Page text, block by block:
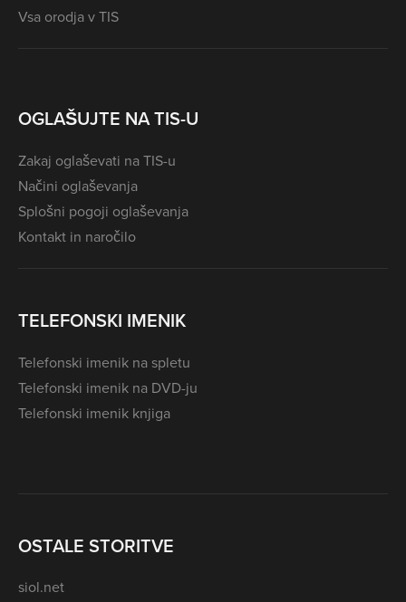
Vsa orodja v TIS
OGLAŠUJTE NA TIS-U
Zakaj oglaševati na TIS-u
Načini oglaševanja
Splošni pogoji oglaševanja
Kontakt in naročilo
TELEFONSKI IMENIK
Telefonski imenik na spletu
Telefonski imenik na DVD-ju
Telefonski imenik knjiga
OSTALE STORITVE
siol.net